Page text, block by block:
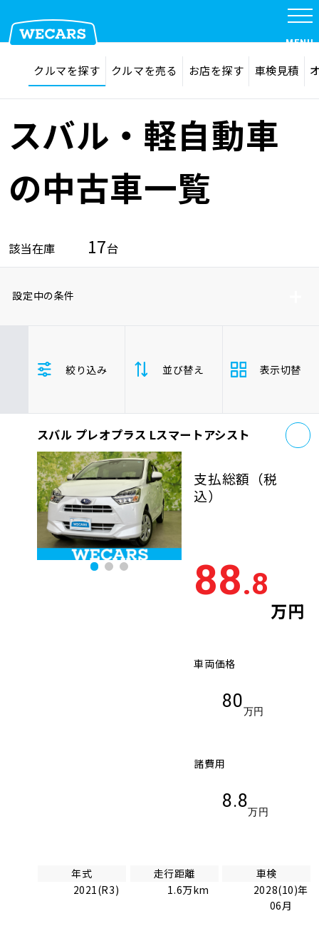
在庫検索 サイト内検索
MENU
クルマを探す
品質管理とサポート体制
お問い合わせ
企業情報
0120-733-500
クルマを探す クルマを売る お店を探す 車検見積
スバル・軽自動車
の中古車一覧
該当在庫 17台
設定中の条件
絞り込み
並び替え
支払総
額
安い順 高
新しい順
走行距
離
排気量 大きい順
少な
表示切替
スバル プレオプラス Lスマートアシスト
支払総額 （税
込）
88.8
万円
車両価格
80
万円
諸費用
8.8
万円
年式
2021(R3)
走行距離
1.6万km
車検
2028(10)年
06月